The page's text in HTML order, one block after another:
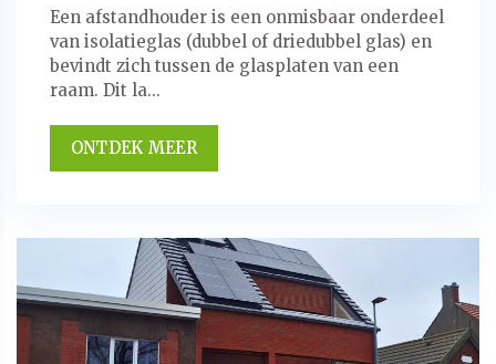
Een afstandhouder is een onmisbaar onderdeel
van isolatieglas (dubbel of driedubbel glas) en
bevindt zich tussen de glasplaten van een
raam. Dit la...
ONTDEK MEER